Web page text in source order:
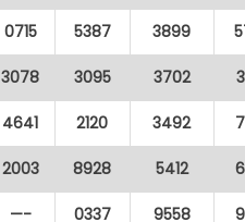
0715 5387 3899
3078 3095 3702
4641 2120 3492
2003 8928 5412
—- 0337 9558